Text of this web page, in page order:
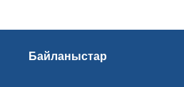
Байланыстар